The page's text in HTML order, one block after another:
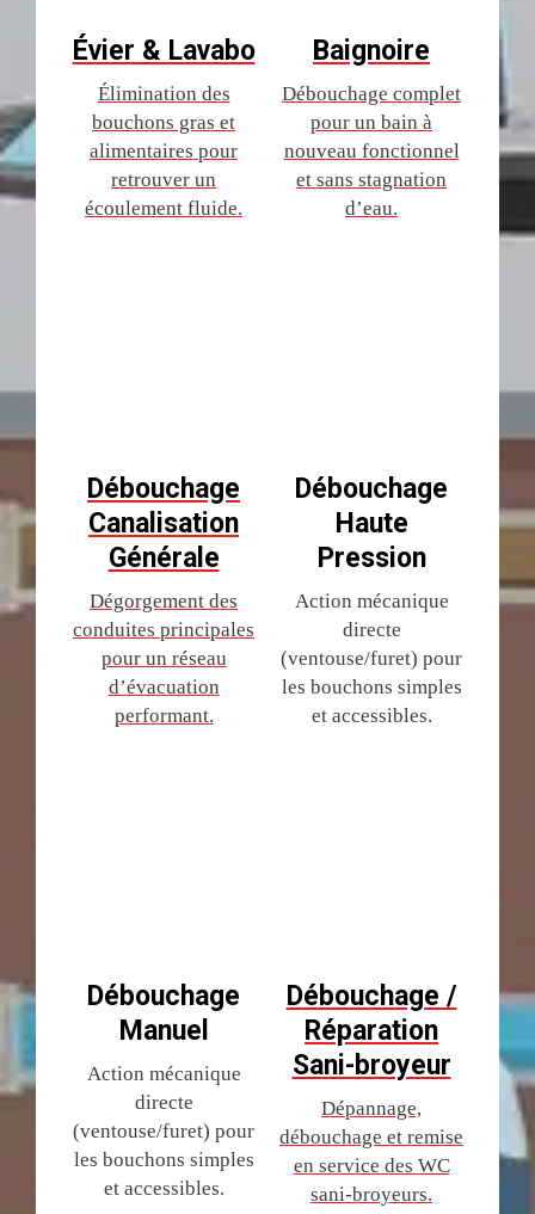
Évier & Lavabo
Élimination des
bouchons gras et
alimentaires pour
retrouver un
écoulement fluide.
Débouchage
Canalisation
Générale
Dégorgement des
conduites principales
pour un réseau
d’évacuation
performant.
Débouchage
Manuel
Action mécanique
directe
(ventouse/furet) pour
les bouchons simples
et accessibles.
Baignoire
Débouchage complet
pour un bain à
nouveau fonctionnel
et sans stagnation
d’eau.
Débouchage
Haute
Pression
Action mécanique
directe
(ventouse/furet) pour
les bouchons simples
et accessibles.
Débouchage /
Réparation
Sani-broyeur
Dépannage,
débouchage et remise
en service des WC
sani-broyeurs.